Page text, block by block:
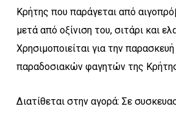
Κρήτης που παράγεται από
μετά από οξίνιση του, σιτάρι και
Χρησιμοποιείται για την
παραδοσιακών φαγητών της
Διατίθεται στην αγορά: Σε